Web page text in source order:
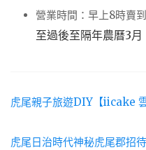
營業時間：早上8時賣
至過後至隔年農曆3月
虎尾親子旅遊DIY【iicake
虎尾日治時代神秘虎尾郡招待